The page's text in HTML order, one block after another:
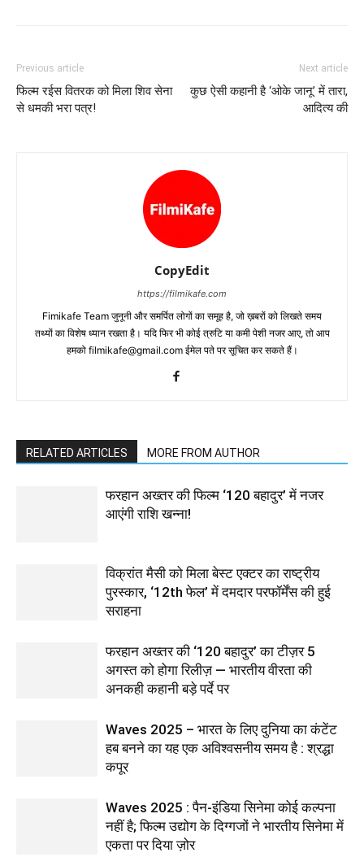
Previous article
फिल्‍म रईस वितरक को मिला शिव सेना
से धमकी भरा पत्र!
Next article
कुछ ऐसी कहानी है ‘ओके जानू’ में तारा,
आदित्‍य की
CopyEdit
https://filmikafe.com
Fimikafe Team जुनूनी और समर्पित लोगों का समूह है, जो ख़बरों को लिखते समय
तथ्‍यों का विशेष ध्‍यान रखता है। यदि फिर भी कोई त्रुटि या कमी पेशी नजर आए, तो आप
हमको filmikafe@gmail.com ईमेल पते पर सूचित कर सकते हैं।
RELATED ARTICLES MORE FROM AUTHOR
फरहान अख्तर की फिल्म ‘120 बहादुर’ में नजर
आएंगी राशि खन्ना!
विक्रांत मैसी को मिला बेस्ट एक्टर का राष्ट्रीय
पुरस्कार, ‘12th फेल’ में दमदार परफॉर्मेंस की हुई
सराहना
फरहान अख्तर की ‘120 बहादुर’ का टीज़र 5
अगस्त को होगा रिलीज़ — भारतीय वीरता की
अनकही कहानी बड़े पर्दे पर
Waves 2025 – भारत के लिए दुनिया का कंटेंट
हब बनने का यह एक अविश्वसनीय समय है : श्रद्धा
कपूर
Waves 2025 : पैन-इंडिया सिनेमा कोई कल्पना
नहीं है; फिल्म उद्योग के दिग्गजों ने भारतीय सिनेमा में
एकता पर दिया ज़ोर